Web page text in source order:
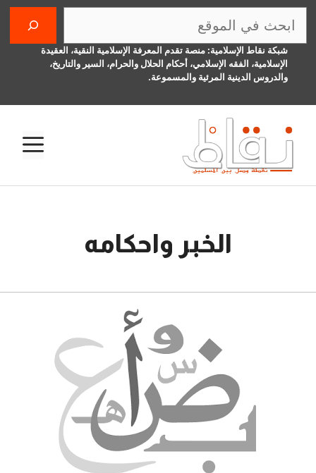
انتقل
المحتوىشبكة نقاط الإسلامية: منصة تقدم المعرفة الإسلامية النقية، العقيدة
الإسلامية، الفقه الإسلامي، أحكام الحلال والحرام، السير والتاريخ،
والدروس الدينية المرئية والمسموعة.
الخبر واحكامه